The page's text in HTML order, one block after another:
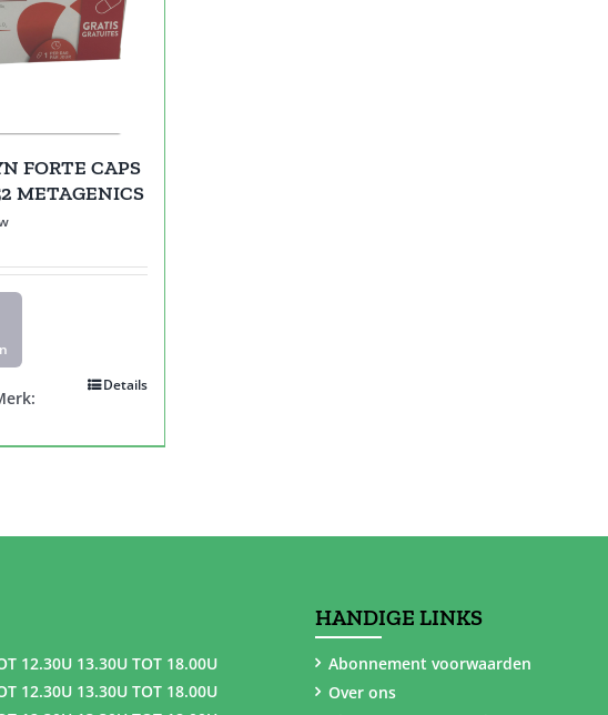
FORTE CAPS
METAGENICS
Details
12.30U 13.30U TOT 18.00U
12.30U 13.30U TOT 18.00U
HANDIGE LINKS
Abonnement voorwaarden
Over ons